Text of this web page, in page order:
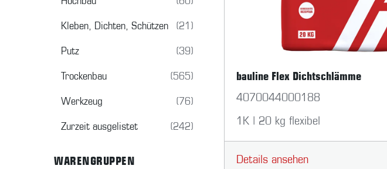
Kleben, Dichten, Schützen (21)
Putz (39)
Trockenbau (565)
Werkzeug (76)
Zurzeit ausgelistet (242)
WARENGRUPPEN
bauline Flex Dichtschlämme
4070044000188
1K | 20 kg flexibel
Details ansehen